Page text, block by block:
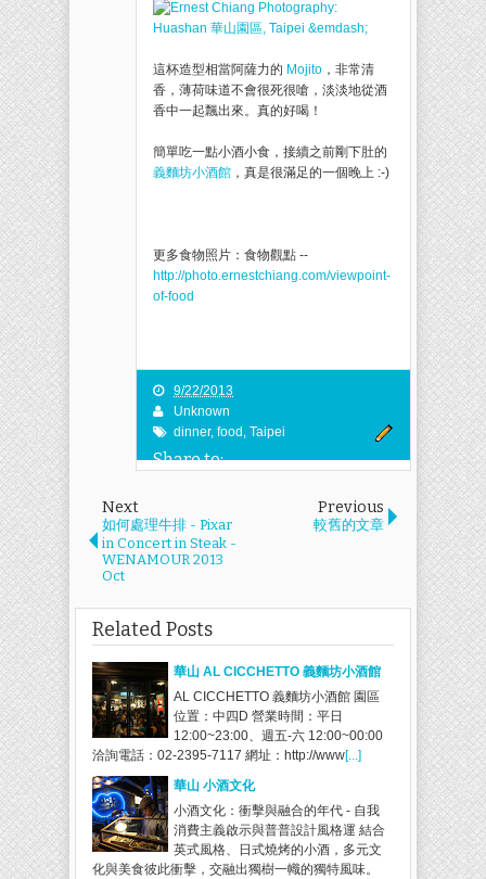
這杯造型相當阿薩力的 Mojito ，非常清
香，薄荷味道不會很死很嗆，淡淡地從酒
香中一起飄出來。真的好喝！
簡單吃一點小酒小食，接續之前剛下肚的
義麵坊小酒館 ，真是很滿足的一個晚上 :-)
更多食物照片：食物觀點 --
http://photo.ernestchiang.com/viewpoint-
of-food
9/22/2013
Unknown
dinner, food Taipei
Share to:
Next
如何處理牛排 - Pixar
in Concert in Steak -
WENAMOUR 2013
Oct
Previous
較舊的文章
Related Posts
華山 AL CICCHETTO 義麵坊小酒館
AL CICCHETTO 義麵坊小酒館 園區
位置：中四D 營業時間：平日
12:00~23:00、週五-六 12:00~00:00
洽詢電話：02-2395-7117 網址：http://www[...]
華山 小酒文化
小酒文化：衝擊與融合的年代 - 自我
消費主義啟示與普普設計風格運 結合
英式風格、日式燒烤的小酒，多元文
化與美食彼此衝擊，交融出獨樹一幟的獨特風味。